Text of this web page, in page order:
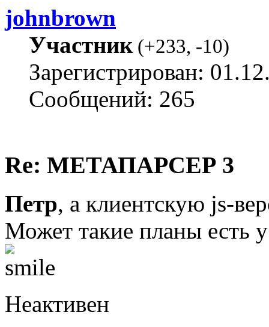
johnbrown
Участник(+233, -10)
Зарегистрирован:
Сообщений: 265
Re: МЕТАПАРСЕР 3
Петр, а клиентскую js-
Может такие планы есть
Неактивен